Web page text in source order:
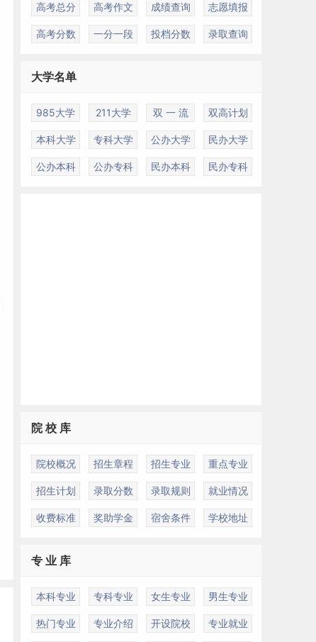
高考总分 高考作文 成绩查询 志愿填报
高考分数 一分一段 投档分数 录取查询
大学名单
985大学 211大学 双 一 流 双高计划
本科大学 专科大学 公办大学 民办大学
公办本科 公办专科 民办本科 民办专科
院 校 库
院校概况 招生章程 招生专业 重点专业
招生计划 录取分数 录取规则 就业情况
收费标准 奖助学金 宿舍条件 学校地址
专 业 库
本科专业 专科专业 女生专业 男生专业
热门专业 专业介绍 开设院校 专业就业